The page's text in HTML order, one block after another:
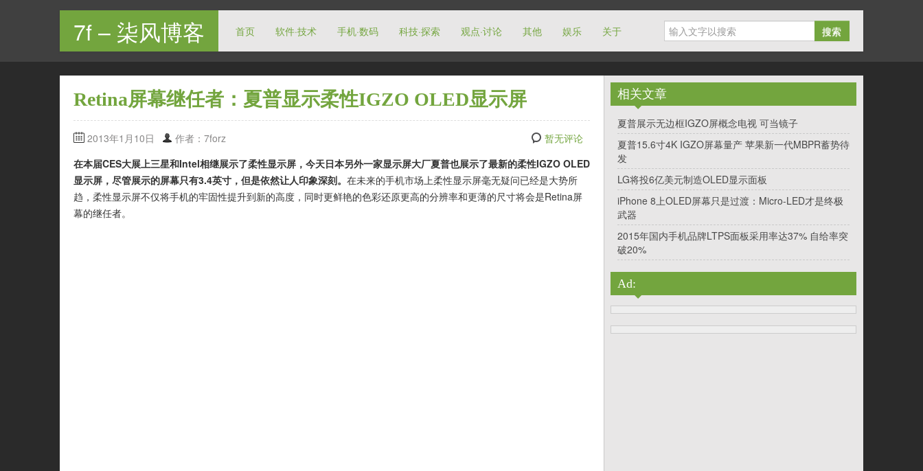
7f – 柒风博客 首页 软件·技术 手机·数码 科技·探索 观点·讨论 其他 娱乐 关于 搜索
Retina屏幕继任者：夏普显示柔性IGZO OLED显示屏
2013年1月10日 作者：7forz
暂无评论
在本届CES大展上三星和Intel相继展示了柔性显示屏，今天日本另外一家显示屏大厂夏普也展示了最新的柔性IGZO OLED
显示屏，尽管展示的屏幕只有3.4英寸，但是依然让人印象深刻。 在未来的手机市场上柔性显示屏毫无疑问已经是大势所
趋，柔性显示屏不仅将手机的牢固性提升到新的高度，同时更鲜艳的色彩还原更高的分辨率和更薄的尺寸将会是Retina屏
幕的继任者。
相关文章
夏普展示无边框IGZO屏概念电视 可当镜子
夏普15.6寸4K IGZO屏幕量产 苹果新一代MBPR蓄势待
发
LG将投6亿美元制造OLED显示面板
iPhone 8上OLED屏幕只是过渡：Micro-LED才是终极
武器
2015年国内手机品牌LTPS面板采用率达37% 自给率突
破20%
Ad: